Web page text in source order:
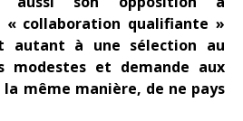
« collaboration qualifiante »
autant à une sélection au
modestes et demande aux
même manière, de ne pays